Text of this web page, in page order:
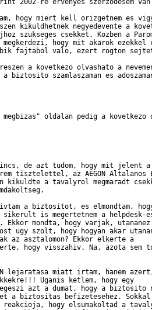
2002-re ervenyes szerzodesem
hogy miert kell orizgetnem es
kikuldhetnek negyedevente a
szukseges csekket. Kozben a
hogy mit akarok ezekkel
fajtabol valo, ezert rogton
a kovetkezo olvashato a
a biztosito szamlaszaman es
oldalan pedig a kovetkezo
sincs, de azt tudom, hogy mit jelent
tisztelettel, az AEGON Altalanos
kikuldte a tavalyrol megmaradt
a biztositot, es elmondtam,
sikerult is megertetnem a helpdesk-
Ekkor mondta, hogy varjak,
ugy szolt, hogy hogyan akar
az asztalomon? Ekkor elkerte a
hogy visszahiv. Na, azota sem
lejaratasa miatt irtam, hanem
Uganis ketlem, hogy egy
azt a dumat, hogy a biztosito
a biztositas befizetesehez. Sokkal
reakcioja, hogy elsumakoltad a